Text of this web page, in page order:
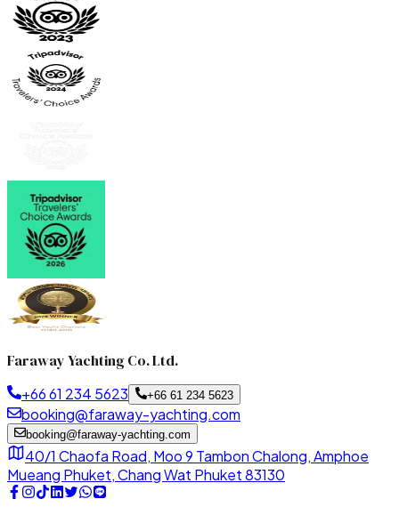
Faraway Yachting Co. Ltd.
+66 61 234 5623 +66 61 234 5623
booking@faraway-yachting.com
booking@faraway-yachting.com
40/1 Chaofa Road, Moo 9 Tambon Chalong, Amphoe
Mueang Phuket, Chang Wat Phuket 83130